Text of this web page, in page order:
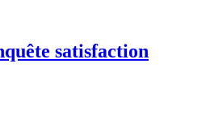
satisfaction